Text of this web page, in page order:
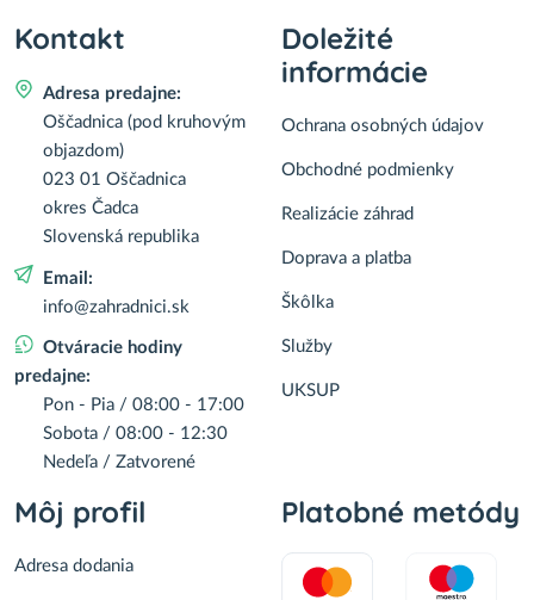
Kontakt
Adresa predajne:
Oščadnica (pod kruhovým
objazdom)
023 01 Oščadnica
okres Čadca
Slovenská republika
Email:
info@zahradnici.sk
Otváracie hodiny
predajne:
Pon - Pia / 08:00 - 17:00
Sobota / 08:00 - 12:30
Nedeľa / Zatvorené
Doležité
informácie
Ochrana osobných údajov
Obchodné podmienky
Realizácie záhrad
Doprava a platba
Škôlka
Služby
UKSUP
Môj profil
Adresa dodania
Platobné metódy